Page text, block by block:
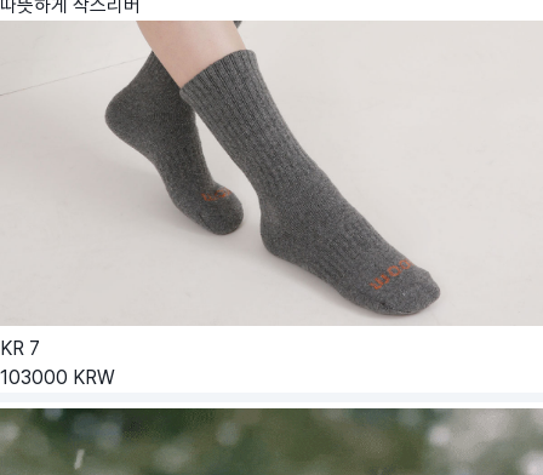
따뜻하게 삭스리버
KR 7
103000 KRW